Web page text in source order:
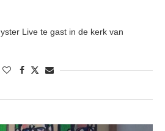
Live te gast in de kerk van